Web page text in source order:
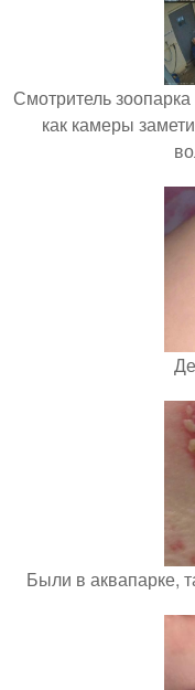
Смотритель зоопарка
как камеры
Были в аквапарке,